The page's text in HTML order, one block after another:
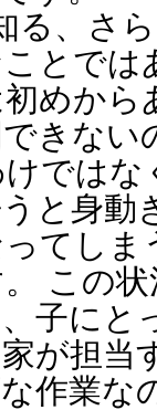
る、さ
とでは
めから
きない
ではな
と身動
てし
この
子にと
が担当
作業な